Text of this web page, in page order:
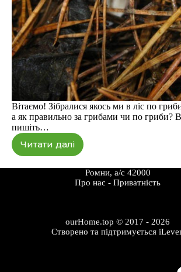
Вітаємо! Зібралися якось ми в ліс по
а як правильно за грибами чи по гриби?
пишіть…
Читати далі
У
сосновийРомни, а/с 42000
Про наc -Приватність
ourHome.top © 2017 - 2026
Створено та підтримується